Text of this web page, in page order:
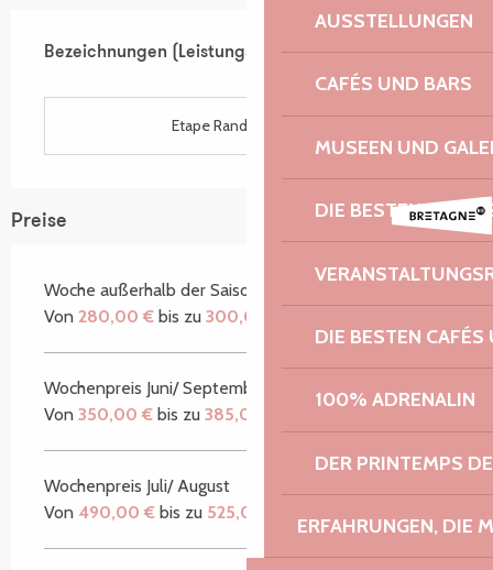
AUSSTELLUNGEN
CAFÉS UND BARS
MUSEEN UND
DIE BESTEN
DIE BESTEN
100% ADRENALIN
DER PRINTEMPS
ERFAHRUNGEN, DIE
Bezeichnungen (Leistungsmerkmale)
Bezeichnungen (Leistungsmerkmale)
Etape Rando Bretagne
Preise
Woche außerhalb der Saison
Von 280,00 € bis zu 300,00 €
Wochenpreis Juni/ September
Von 350,00 € bis zu 385,00 €
Wochenpreis Juli/ August
Von 490,00 € bis zu 525,00 €